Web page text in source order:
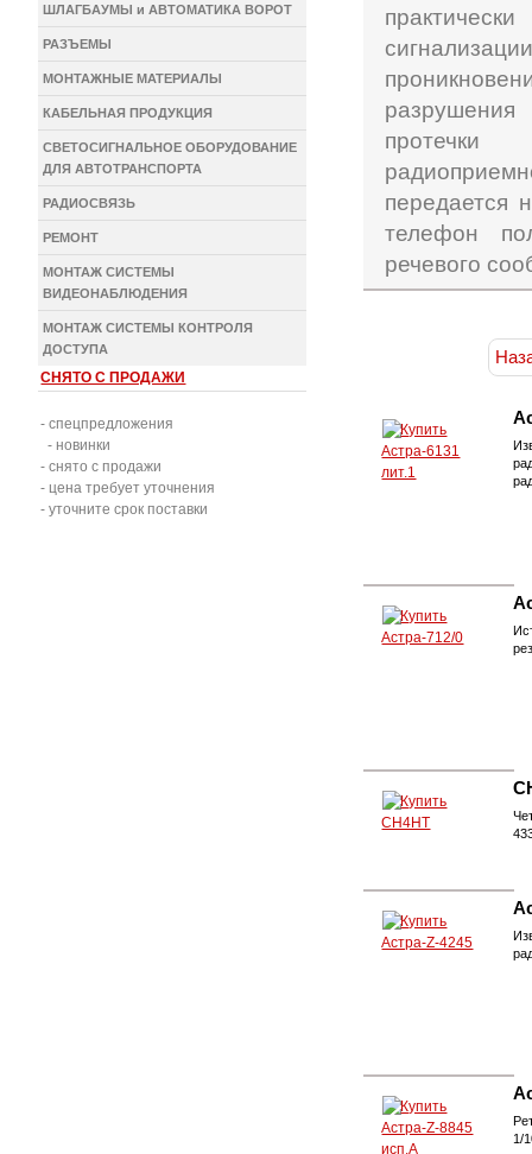
ШЛАГБАУМЫ и АВТОМАТИКА ВОРОТ
РАЗЪЕМЫ
МОНТАЖНЫЕ МАТЕРИАЛЫ
КАБЕЛЬНАЯ ПРОДУКЦИЯ
СВЕТОСИГНАЛЬНОЕ ОБОРУДОВАНИЕ
ДЛЯ АВТОТРАНСПОРТА
РАДИОСВЯЗЬ
РЕМОНТ
МОНТАЖ СИСТЕМЫ
ВИДЕОНАБЛЮДЕНИЯ
МОНТАЖ СИСТЕМЫ КОНТРОЛЯ
ДОСТУПА
СНЯТО С ПРОДАЖИ
- спецпредложения
- новинки
- снято с продажи
- цена требует уточнения
- уточните срок поставки
передается
телефон
речевого
1/